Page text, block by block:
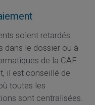
soient retardés.
dans le dossier ou à
de la CAF.
il est conseillé de
toutes les
sont centralisées.